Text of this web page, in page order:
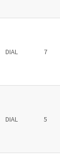
DIAL 7
DIAL 5